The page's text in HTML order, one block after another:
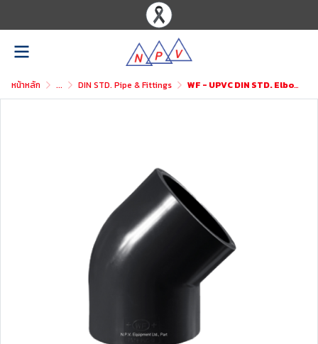
หน้าหลัก ... DIN STD. Pipe & Fittings WF - UPVC DIN STD. Elbow 45°